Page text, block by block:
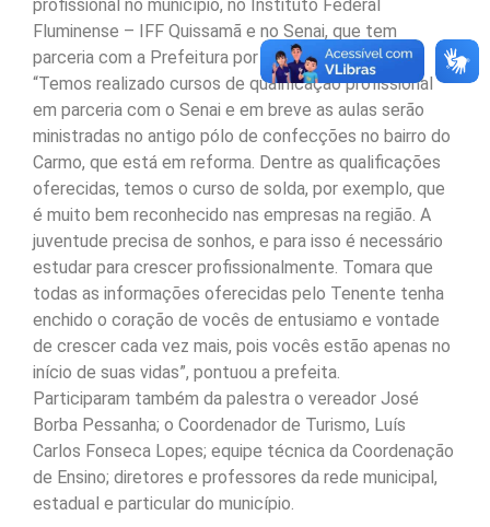
profissional no município, no Instituto Federal
Fluminense – IFF Quissamã e no Senai, que tem
parceria com a Prefeitura por dois anos.
“Temos realizado cursos de qualificação profissional
em parceria com o Senai e em breve as aulas serão
ministradas no antigo pólo de confecções no bairro do
Carmo, que está em reforma. Dentre as qualificações
oferecidas, temos o curso de solda, por exemplo, que
é muito bem reconhecido nas empresas na região. A
juventude precisa de sonhos, e para isso é necessário
estudar para crescer profissionalmente. Tomara que
todas as informações oferecidas pelo Tenente tenha
enchido o coração de vocês de entusiamo e vontade
de crescer cada vez mais, pois vocês estão apenas no
início de suas vidas”, pontuou a prefeita.
Participaram também da palestra o vereador José
Borba Pessanha; o Coordenador de Turismo, Luís
Carlos Fonseca Lopes; equipe técnica da Coordenação
de Ensino; diretores e professores da rede municipal,
estadual e particular do município.